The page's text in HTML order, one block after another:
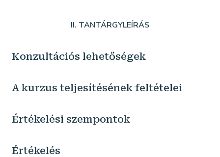
II. TANTÁRGYLEÍRÁS
Konzultációs lehetőségek
A kurzus teljesítésének feltételei
Értékelési szempontok
Értékelés